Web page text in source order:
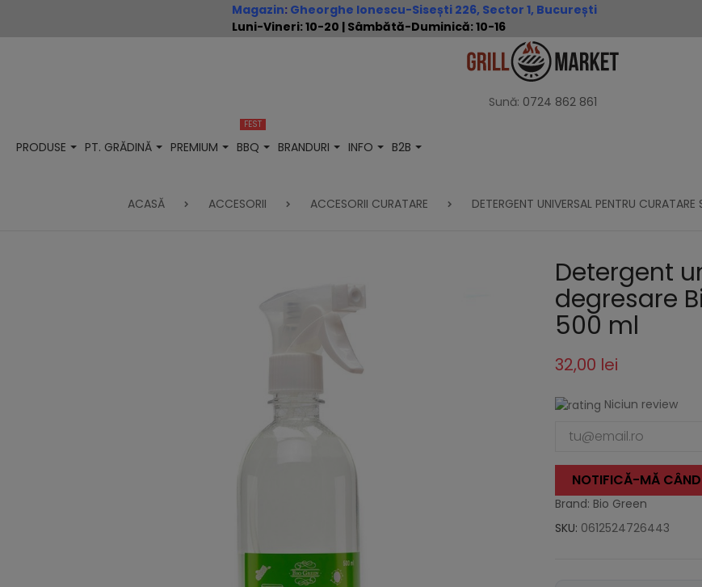
Magazin: Gheorghe Ionescu-Sisești 226, Sector 1, București
Luni-Vineri: 10-20 | Sâmbătă-Duminică: 10-16
Sună: 0724 862 861
PRODUSE PT. GRĂDINĂ PREMIUM BBQ
FEST
BRANDURI INFO
B2B
ACASĂ ACCESORII ACCESORII CURATARE DETERGENT UNIVERSAL PENTRU
Detergent
degresare
500 ml
32,00 lei
Niciun review
NOTIFICĂ-MĂ CÂND
Brand: Bio Green
SKU: 0612524726443